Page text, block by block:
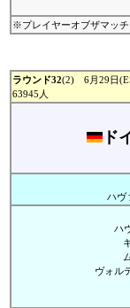
※プレイヤーオブザマッ
ラウンド32(2) 6月29日
63945人
ド
ハヴ
ハ
ヴォル